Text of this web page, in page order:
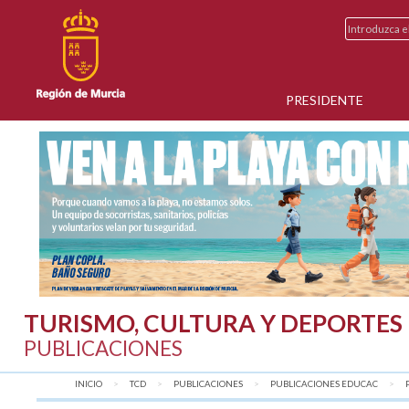
PRESIDENTE
TURISMO, CULTURA Y DEPORTES
PUBLICACIONES
INICIO TCD PUBLICACIONES PUBLICACIONES EDUCAC